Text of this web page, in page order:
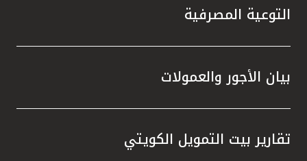
التوعية المصرفية
بيان الأجور والعمولات
تقارير بيت التمويل الكويتي